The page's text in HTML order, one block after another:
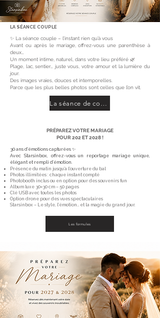
LA SÉANCE COUPLE
✨ La séance couple – l’instant rien qu’à vous
Avant ou après le mariage, offrez-vous une parenthèse à
deux…
Un moment intime, naturel, dans votre lieu préféré 🌿
Plage, lac, sentier… juste vous, votre amour et la lumière du
jour.
Des images vraies, douces et intemporelles.
Parce que les plus belles photos sont celles que l’on vit.
La séance de couple
PRÉPAREZ VOTRE MARIAGE
POUR 202 ET 2028 !
30 ans d’émotions capturées ✨
Avec Starsinbox, offrez-vous un reportage mariage unique,
élégant et rempli d’émotion.
Présence du matin jusqu’à l’ouverture du bal
Photos illimitées : chaque instant compté
Photobooth inclus ou en option pour des souvenirs fun
Album luxe 30×30 cm – 50 pages
Clé USB avec toutes les photos
Option drone pour des vues spectaculaires
Starsinbox – Le style, l’émotion… et la magie du grand jour.
Les formules